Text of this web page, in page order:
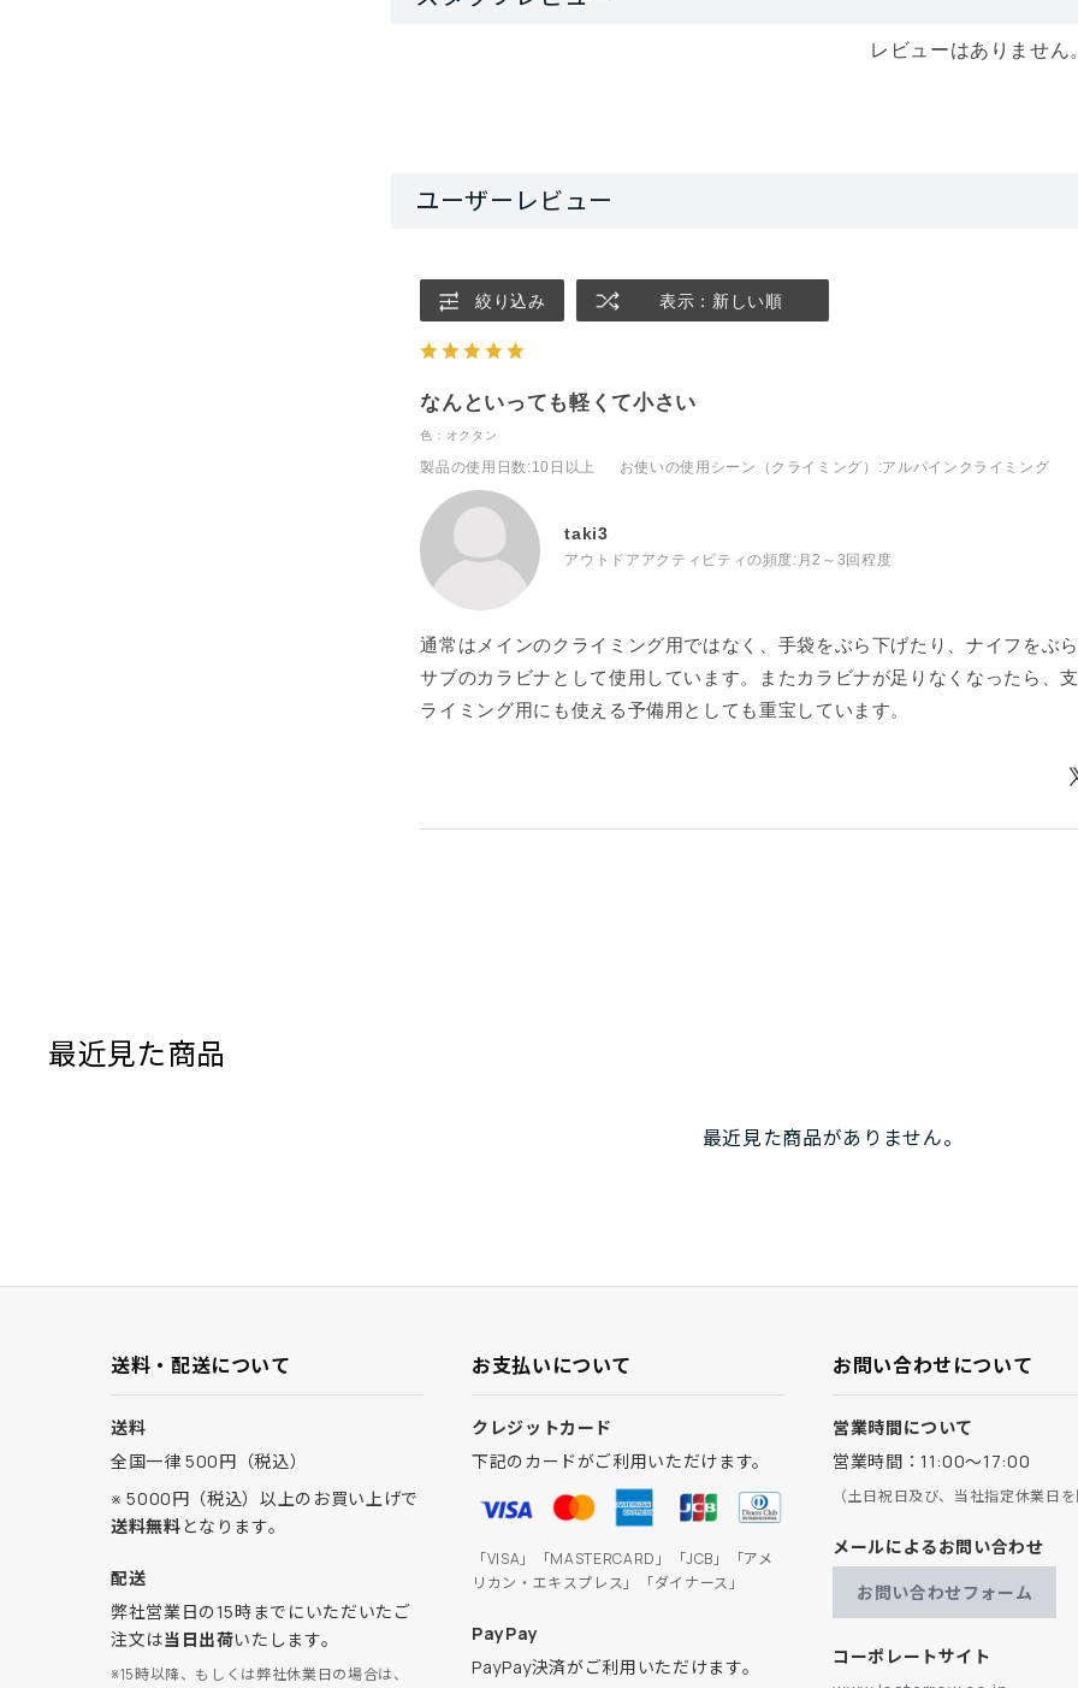
絞り込み 表示：新しい順
なんといっても軽くて小さい
色：オクタン
製品の使用日数 :10日以上 お使いの使用シーン（クライミング） :アルパインクライミング
taki3
アウトドアアクティビティの頻度: 月2～3回程度
通常はメインのクライミング用ではなく、手袋をぶら下げたり、ナイフをぶ
サブのカラビナとして使用しています。またカラビナが足りなくなったら、
ライミング用にも使える予備用としても重宝しています。
レビューはありません
最近見た商品
最近見た商品がありません。
送料・配送について
送料
全国一律 500円（税込）
※ 5000円（税込）以上のお買い上げで
送料無料となります。
配送
弊社営業日の15時までにいただいたご
注文は当日出荷いたします。
※15時以降、もしくは弊社休業日の場合は、
お支払いについて
クレジットカード
下記のカードがご利用いただけます。
「VISA」「MASTERCARD」「JCB」「アメ
リカン・エキスプレス」「ダイナース」
PayPay
PayPay決済がご利用いただけます。
お問い合わせについて
営業時間について
営業時間：11:00～17:00
（土日祝日及び、当社指定休業日を
メールによるお問い合わせ
お問い合わせフォーム
コーポレートサイト